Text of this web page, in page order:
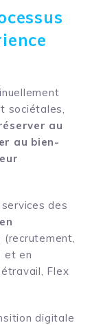
sociétales,
au
au bien-
des
(recrutement,
et en
Flex
digitale